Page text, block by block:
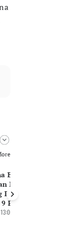
EV Naik,
Home
Persen
WIB 07 Agu